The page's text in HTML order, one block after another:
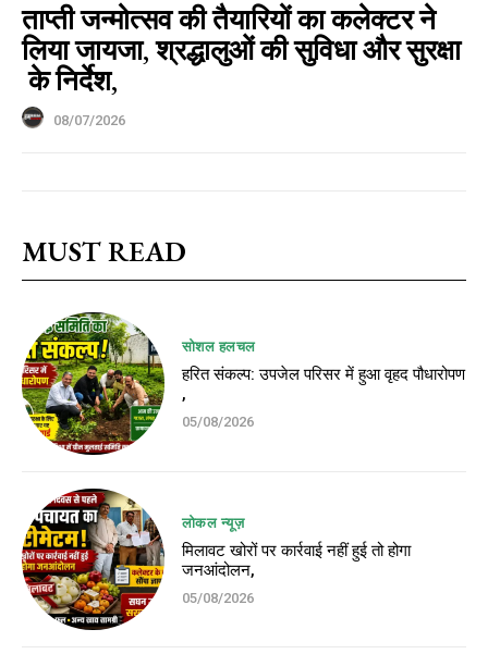
ताप्ती जन्मोत्सव की तैयारियों का कलेक्टर ने
लिया जायजा, श्रद्धालुओं की सुविधा और सुरक्षा
के निर्देश,
08/07/2026
MUST READ
सोशल हलचल
हरित संकल्प: उपजेल परिसर में हुआ वृहद पौधारोपण
,
05/08/2026
लोकल न्यूज़
मिलावट खोरों पर कार्रवाई नहीं हुई तो होगा
जनआंदोलन,
05/08/2026